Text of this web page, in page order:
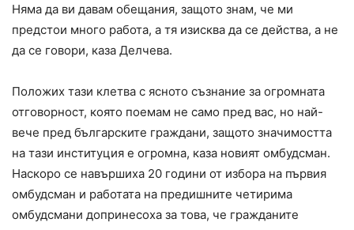
Няма да ви давам обещания, защото знам, че ми
предстои много работа, а тя изисква да се действа, а не
да се говори, каза Делчева.
Положих тази клетва с ясното съзнание за огромната
отговорност, която поемам не само пред вас, но най-
вече пред българските граждани, защото значимостта
на тази институция е огромна, каза новият омбудсман.
Наскоро се навършиха 20 години от избора на първия
омбудсман и работата на предишните четирима
омбудсмани допринесоха за това, че гражданите